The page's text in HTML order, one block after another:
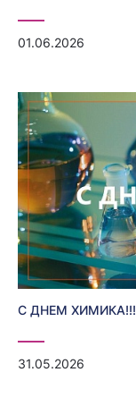
01.06.2026
С ДНЕМ ХИМИКА!!!
31.05.2026